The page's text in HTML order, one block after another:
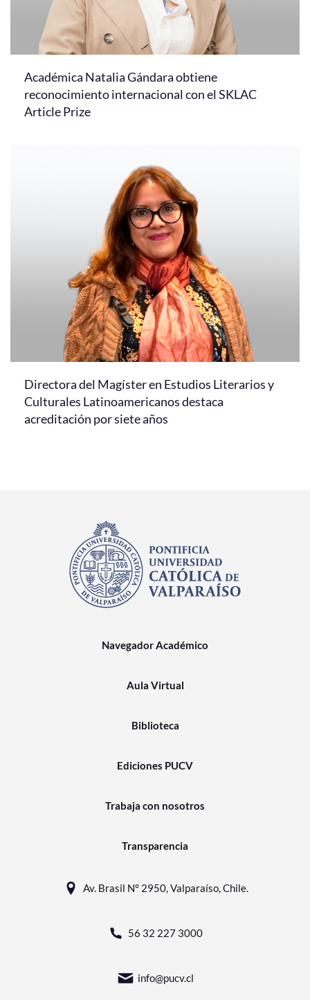
Académica Natalia Gándara obtiene
reconocimiento internacional con el SKLAC
Article Prize
Directora del Magíster en Estudios Literarios y
Culturales Latinoamericanos destaca
acreditación por siete años
Navegador Académico
Aula Virtual
Biblioteca
Ediciones PUCV
Trabaja con nosotros
Transparencia
Av. Brasil N° 2950, Valparaíso, Chile.
56 32 227 3000
info@pucv.cl